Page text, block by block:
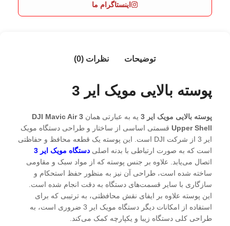
اینستاگرام ما
توضیحات نظرات (0)
پوسته بالایی مویک ایر 3
پوسته بالایی مویک ایر 3 یه به عبارتی همانDJI Mavic Air 3
Upper Shell قسمتی اساسی از ساختار و طراحی دستگاه مویک
ایر 3 از شرکت DJI است. این پوسته یک قطعه محافظ و حفاظتی
است که به صورت ارتباطی با بدنه اصلیدستگاه مویک ایر 3
اتصال می‌یابد. علاوه بر جنس پوسته که از مواد سبک و مقاومی
ساخته شده است، طراحی آن نیز به منظور حفظ استحکام و
سازگاری با سایر قسمت‌های دستگاه به دقت انجام شده است.
این پوسته علاوه بر ایفای نقش محافظتی، به ترتیبی که برای
استفاده از امکانات دیگر دستگاه مویک ایر 3 ضروری است، به
طراحی کلی دستگاه زیبا و یکپارچه کمک می‌کند.